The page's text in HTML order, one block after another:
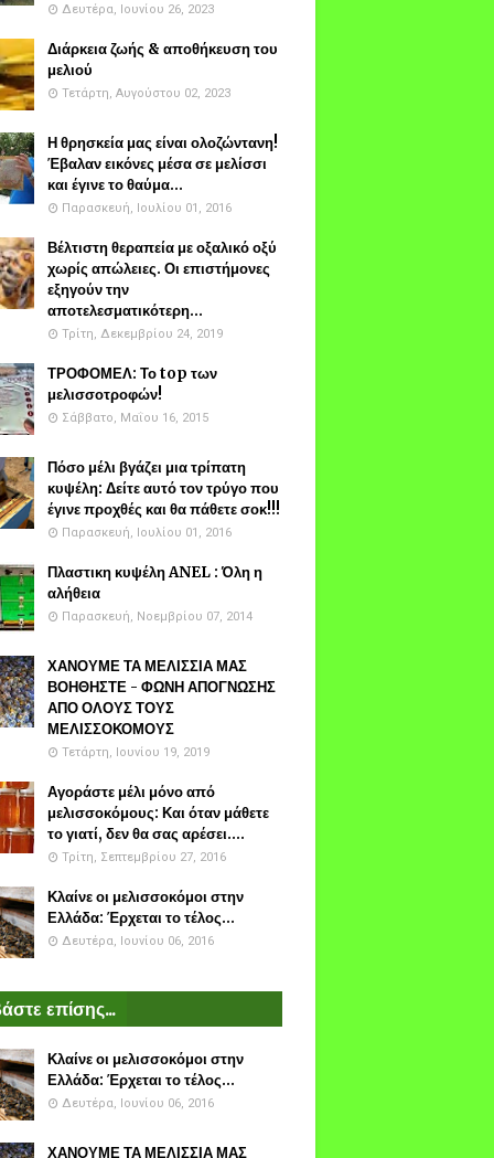
Δευτέρα, Ιουνίου 26, 2023
Διάρκεια ζωής & αποθήκευση του
μελιού
Τετάρτη, Αυγούστου 02, 2023
Η θρησκεία μας είναι ολοζώντανη!
Έβαλαν εικόνες μέσα σε μελίσσι
και έγινε το θαύμα...
Παρασκευή, Ιουλίου 01, 2016
Βέλτιστη θεραπεία με οξαλικό οξύ
χωρίς απώλειες. Οι επιστήμονες
εξηγούν την
αποτελεσματικότερη...
Τρίτη, Δεκεμβρίου 24, 2019
ΤΡΟΦΟΜΕΛ: Το top των
μελισσοτροφών!
Σάββατο, Μαΐου 16, 2015
Πόσο μέλι βγάζει μια τρίπατη
κυψέλη: Δείτε αυτό τον τρύγο που
έγινε προχθές και θα πάθετε σοκ!!!
Παρασκευή, Ιουλίου 01, 2016
Πλαστικη κυψέλη ANEL : Όλη η
αλήθεια
Παρασκευή, Νοεμβρίου 07, 2014
ΧΑΝΟΥΜΕ ΤΑ ΜΕΛΙΣΣΙΑ ΜΑΣ
ΒΟΗΘΗΣΤΕ - ΦΩΝΗ ΑΠΟΓΝΩΣΗΣ
ΑΠΟ ΟΛΟΥΣ ΤΟΥΣ
ΜΕΛΙΣΣΟΚΟΜΟΥΣ
Τετάρτη, Ιουνίου 19, 2019
Αγοράστε μέλι μόνο από
μελισσοκόμους: Και όταν μάθετε
το γιατί, δεν θα σας αρέσει....
Τρίτη, Σεπτεμβρίου 27, 2016
Κλαίνε οι μελισσοκόμοι στην
Ελλάδα: Έρχεται το τέλος...
Δευτέρα, Ιουνίου 06, 2016
επίσης...
Κλαίνε οι μελισσοκόμοι στην
Ελλάδα: Έρχεται το τέλος...
Δευτέρα, Ιουνίου 06, 2016
ΧΑΝΟΥΜΕ ΤΑ ΜΕΛΙΣΣΙΑ ΜΑΣ